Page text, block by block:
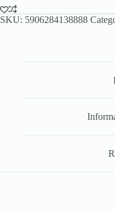
SKU: 5906284138888